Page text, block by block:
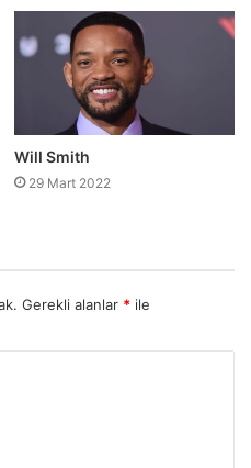
Will Smith
29 Mart 2022
Gerekli alanlar * ile